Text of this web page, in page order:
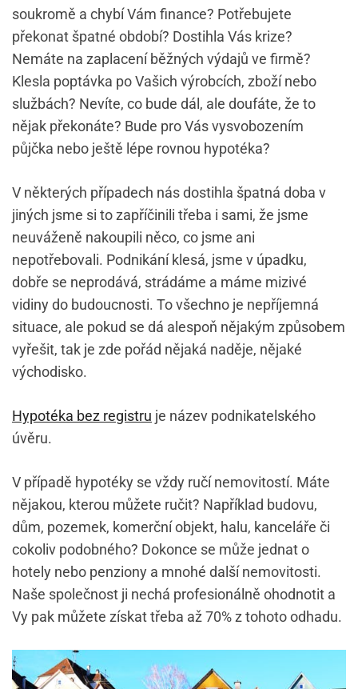
soukromě a chybí Vám finance? Potřebujete
překonat špatné období? Dostihla Vás krize?
Nemáte na zaplacení běžných výdajů ve firmě?
Klesla poptávka po Vašich výrobcích, zboží nebo
službách? Nevíte, co bude dál, ale doufáte, že to
nějak překonáte? Bude pro Vás vysvobozením
půjčka nebo ještě lépe rovnou hypotéka?
V některých případech nás dostihla špatná doba v
jiných jsme si to zapříčinili třeba i sami, že jsme
neuváženě nakoupili něco, co jsme ani
nepotřebovali. Podnikání klesá, jsme v úpadku,
dobře se neprodává, strádáme a máme mizivé
vidiny do budoucnosti. To všechno je nepříjemná
situace, ale pokud se dá alespoň nějakým způsobem
vyřešit, tak je zde pořád nějaká naděje, nějaké
východisko.
Hypotéka bez registru je název podnikatelského
úvěru.
V případě hypotéky se vždy ručí nemovitostí. Máte
nějakou, kterou můžete ručit? Například budovu,
dům, pozemek, komerční objekt, halu, kanceláře či
cokoliv podobného? Dokonce se může jednat o
hotely nebo penziony a mnohé další nemovitosti.
Naše společnost ji nechá profesionálně ohodnotit a
Vy pak můžete získat třeba až 70% z tohoto odhadu.